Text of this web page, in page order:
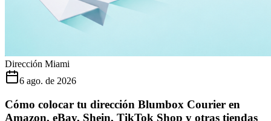
Dirección Miami
6 ago. de 2026
Cómo colocar tu dirección Blumbox Courier en
Amazon, eBay, Shein, TikTok Shop y otras tiendas